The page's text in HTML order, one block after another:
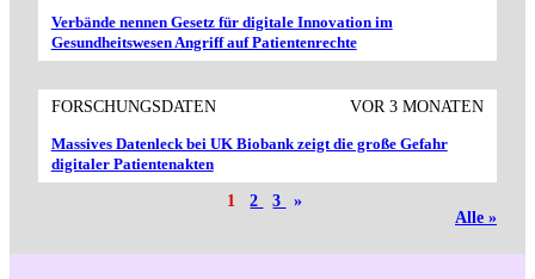
Verbände nennen Gesetz für digitale Innovation im
Gesundheitswesen Angriff auf Patientenrechte
FORSCHUNGSDATEN VOR 3 MONATEN
Massives Datenleck bei UK Biobank zeigt die große Gefahr
digitaler Patientenakten
1 2 3
»
Alle »